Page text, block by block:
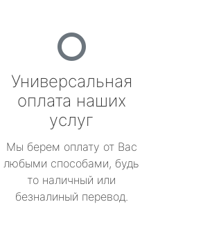
Универсальная
оплата наших
услуг
Мы берем оплату от Вас
любыми способами, будь
то наличный или
безналиный перевод.